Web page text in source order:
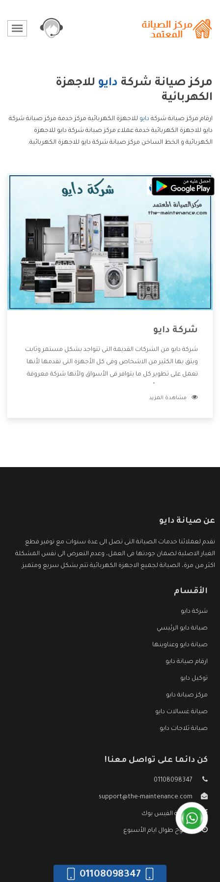
مركز صيانة شركة دايو للاجهزة
الكهربائية
ارقام مركز صيانة شركة دايو للاجهزة الكهربائية مركز خدمة مركز صيانة شركة
دايو للاجهزة الكهربائية خدمة عملاء مركز صيانة شركة دايو للاجهزة
الكهربائية و الخط الساخن مركز صيانة شركة دايو للاجهزة الكهربائية.
شركة دايو
شركة دايو من الشركات القديمة التى تتواجد بشكل مستمر وثابت
ويثق بها الكثير من الاشخاص وفى كل الأجهزة التى تقدمها لأنها
تعمل على تطوير كل ما يتوافر فى الأسواق ولأنها شركة معروفة
للعملاء أقوى العروض والخصومات التى تسهل على المستهلك
مشاهدة المزيد
عن صيانة دايو
نقدم لعملائنا خدمات الصيانة التى تصل الى عدة سنوات مع توفير قطع
الغيار الاصلية لضمان جودتها فى العمل، وعدم التعرض الى نفس المشكلة
اكثر من مرة، الصيانة لجميع الاجهزة الكهربائية تتم بشكل سريع ومتميز.
الأقسام
شركة دايو
صيانة دايو الرئيسي
صيانة دايو وعناوينها
ارقام صيانة دايو
توكيل دايو
مركز صيانة دايو
صيانة غسالات دايو
صيانة ثلاجات دايو
كن دائما على تواصل معنا!
01108098347
support@the-maintenance.com
صفحة الفيس بوك
مفتوح طوال ايام الأسبوع
01108098347